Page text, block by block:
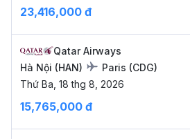
23,416,000 đ
Qatar Airways
Hà Nội (HAN) Paris (CDG)
Thứ Ba, 18 thg 8, 2026
15,765,000 đ